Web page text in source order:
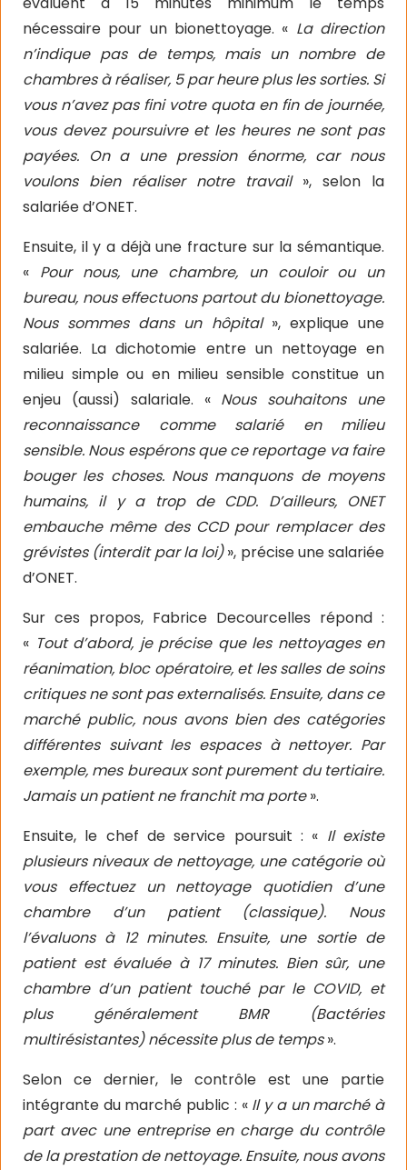
nécessaire pour un bionettoyage. « La direction
n’indique pas de temps, mais un nombre de
chambres à réaliser, 5 par heure plus les sorties. Si
vous n’avez pas fini votre quota en fin de journée,
vous devez poursuivre et les heures ne sont pas
payées. On a une pression énorme, car nous
voulons bien réaliser notre travail», selon la
salariée d’ONET.
Ensuite, il y a déjà une fracture sur la sémantique.
« Pour nous, une chambre, un couloir ou un
bureau, nous effectuons partout du bionettoyage.
Nous sommes dans un hôpital », explique une
salariée. La dichotomie entre un nettoyage en
milieu simple ou en milieu sensible constitue un
enjeu (aussi) salariale. « Nous souhaitons une
reconnaissance comme salarié en milieu
sensible. Nous espérons que ce reportage va faire
bouger les choses. Nous manquons de moyens
humains, il y a trop de CDD. D’ailleurs, ONET
embauche même des CCD pour remplacer des
grévistes (interdit par la loi)», précise une salariée
d’ONET.
Sur ces propos, Fabrice Decourcelles répond :
« Tout d’abord, je précise que les nettoyages en
réanimation, bloc opératoire, et les salles de soins
critiques ne sont pas externalisés. Ensuite, dans ce
marché public, nous avons bien des catégories
différentes suivant les espaces à nettoyer. Par
exemple, mes bureaux sont purement du tertiaire.
Jamais un patient ne franchit ma porte».
Ensuite, le chef de service poursuit : « Il existe
plusieurs niveaux de nettoyage, une catégorie où
vous effectuez un nettoyage quotidien d’une
chambre d’un patient (classique). Nous
l’évaluons à 12 minutes. Ensuite, une sortie de
patient est évaluée à 17 minutes. Bien sûr, une
chambre d’un patient touché par le COVID, et
plus généralement BMR (Bactéries
multirésistantes) nécessite plus de temps».
Selon ce dernier, le contrôle est une partie
intégrante du marché public : « Il y a un marché à
part avec une entreprise en charge du contrôle
de la prestation de nettoyage. Ensuite, nous avons